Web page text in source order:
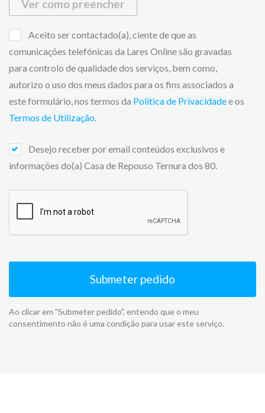
Ver como preencher
Aceito ser contactado(a), ciente de que as
comunicações telefónicas da Lares Online são gravadas
para controlo de qualidade dos serviços, bem como,
autorizo o uso dos meus dados para os fins associados a
este formulário, nos termos da Politica de Privacidadee os
Termos de Utilização.
Desejo receber por email conteúdos exclusivos e
informações do(a) Casa de Repouso Ternura dos 80.
Submeter pedido
Ao clicar em "Submeter pedido", entendo que o meu
consentimento não é uma condição para usar este serviço.